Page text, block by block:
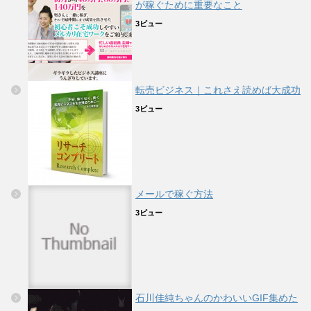
が稼ぐために重要なこと
3ビュー
転売ビジネス｜これさえ読めば大成功
3ビュー
メールで稼ぐ方法
3ビュー
石川佳純ちゃんのかわいいGIF集めた